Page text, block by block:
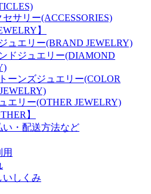
セサリー(ACCESSORIES)
】
ュエリー(BRAND JEWELRY)
ドジュエリー(DIAMOND
ーンズジュエリー(COLOR
エリー(OTHER JEWELRY)
】
い・配送方法など
いしくみ